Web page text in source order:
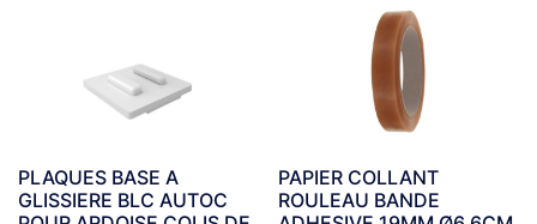
PLAQUES BASE A
GLISSIERE BLC AUTOC
PAPIER COLLANT
ROULEAU BANDE